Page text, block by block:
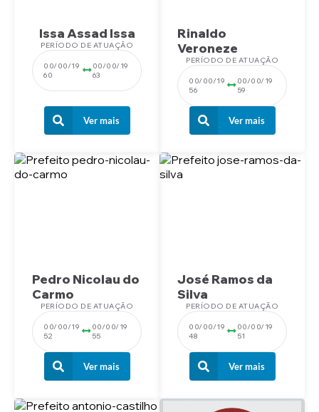
Issa Assad Issa
PERÍODO DE ATUAÇÃO
00/00/19
60
00/00/19
63
Ver mais
Rinaldo
Veroneze
PERÍODO DE ATUAÇÃO
00/00/19
56
00/00/19
59
Ver mais
Pedro Nicolau do
Carmo
PERÍODO DE ATUAÇÃO
00/00/19
52
00/00/19
55
Ver mais
José Ramos da
Silva
PERÍODO DE ATUAÇÃO
00/00/19
48
00/00/19
51
Ver mais